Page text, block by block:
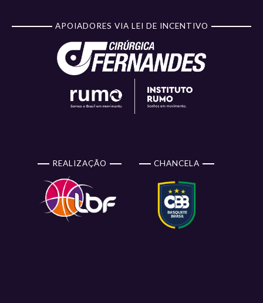
APOIADORES VIA LEI DE INCENTIVO
REALIZAÇÃO CHANCELA